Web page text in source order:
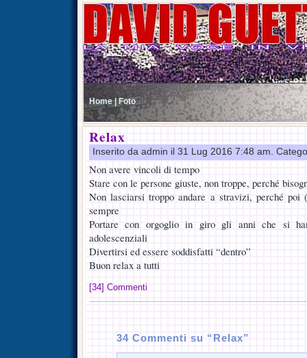
Home | Foto
Relax
Inserito da admin il 31 Lug 2016 7:48 am.
Non avere vincoli di tempo
Stare con le persone giuste, non troppe, perché
Non lasciarsi troppo andare a stravizi, perché
sempre
Portare con orgoglio in giro gli anni che si
adolescenziali
Divertirsi ed essere soddisfatti “dentro”
Buon relax a tutti
[34] Commenti
34 Commenti su “Relax”